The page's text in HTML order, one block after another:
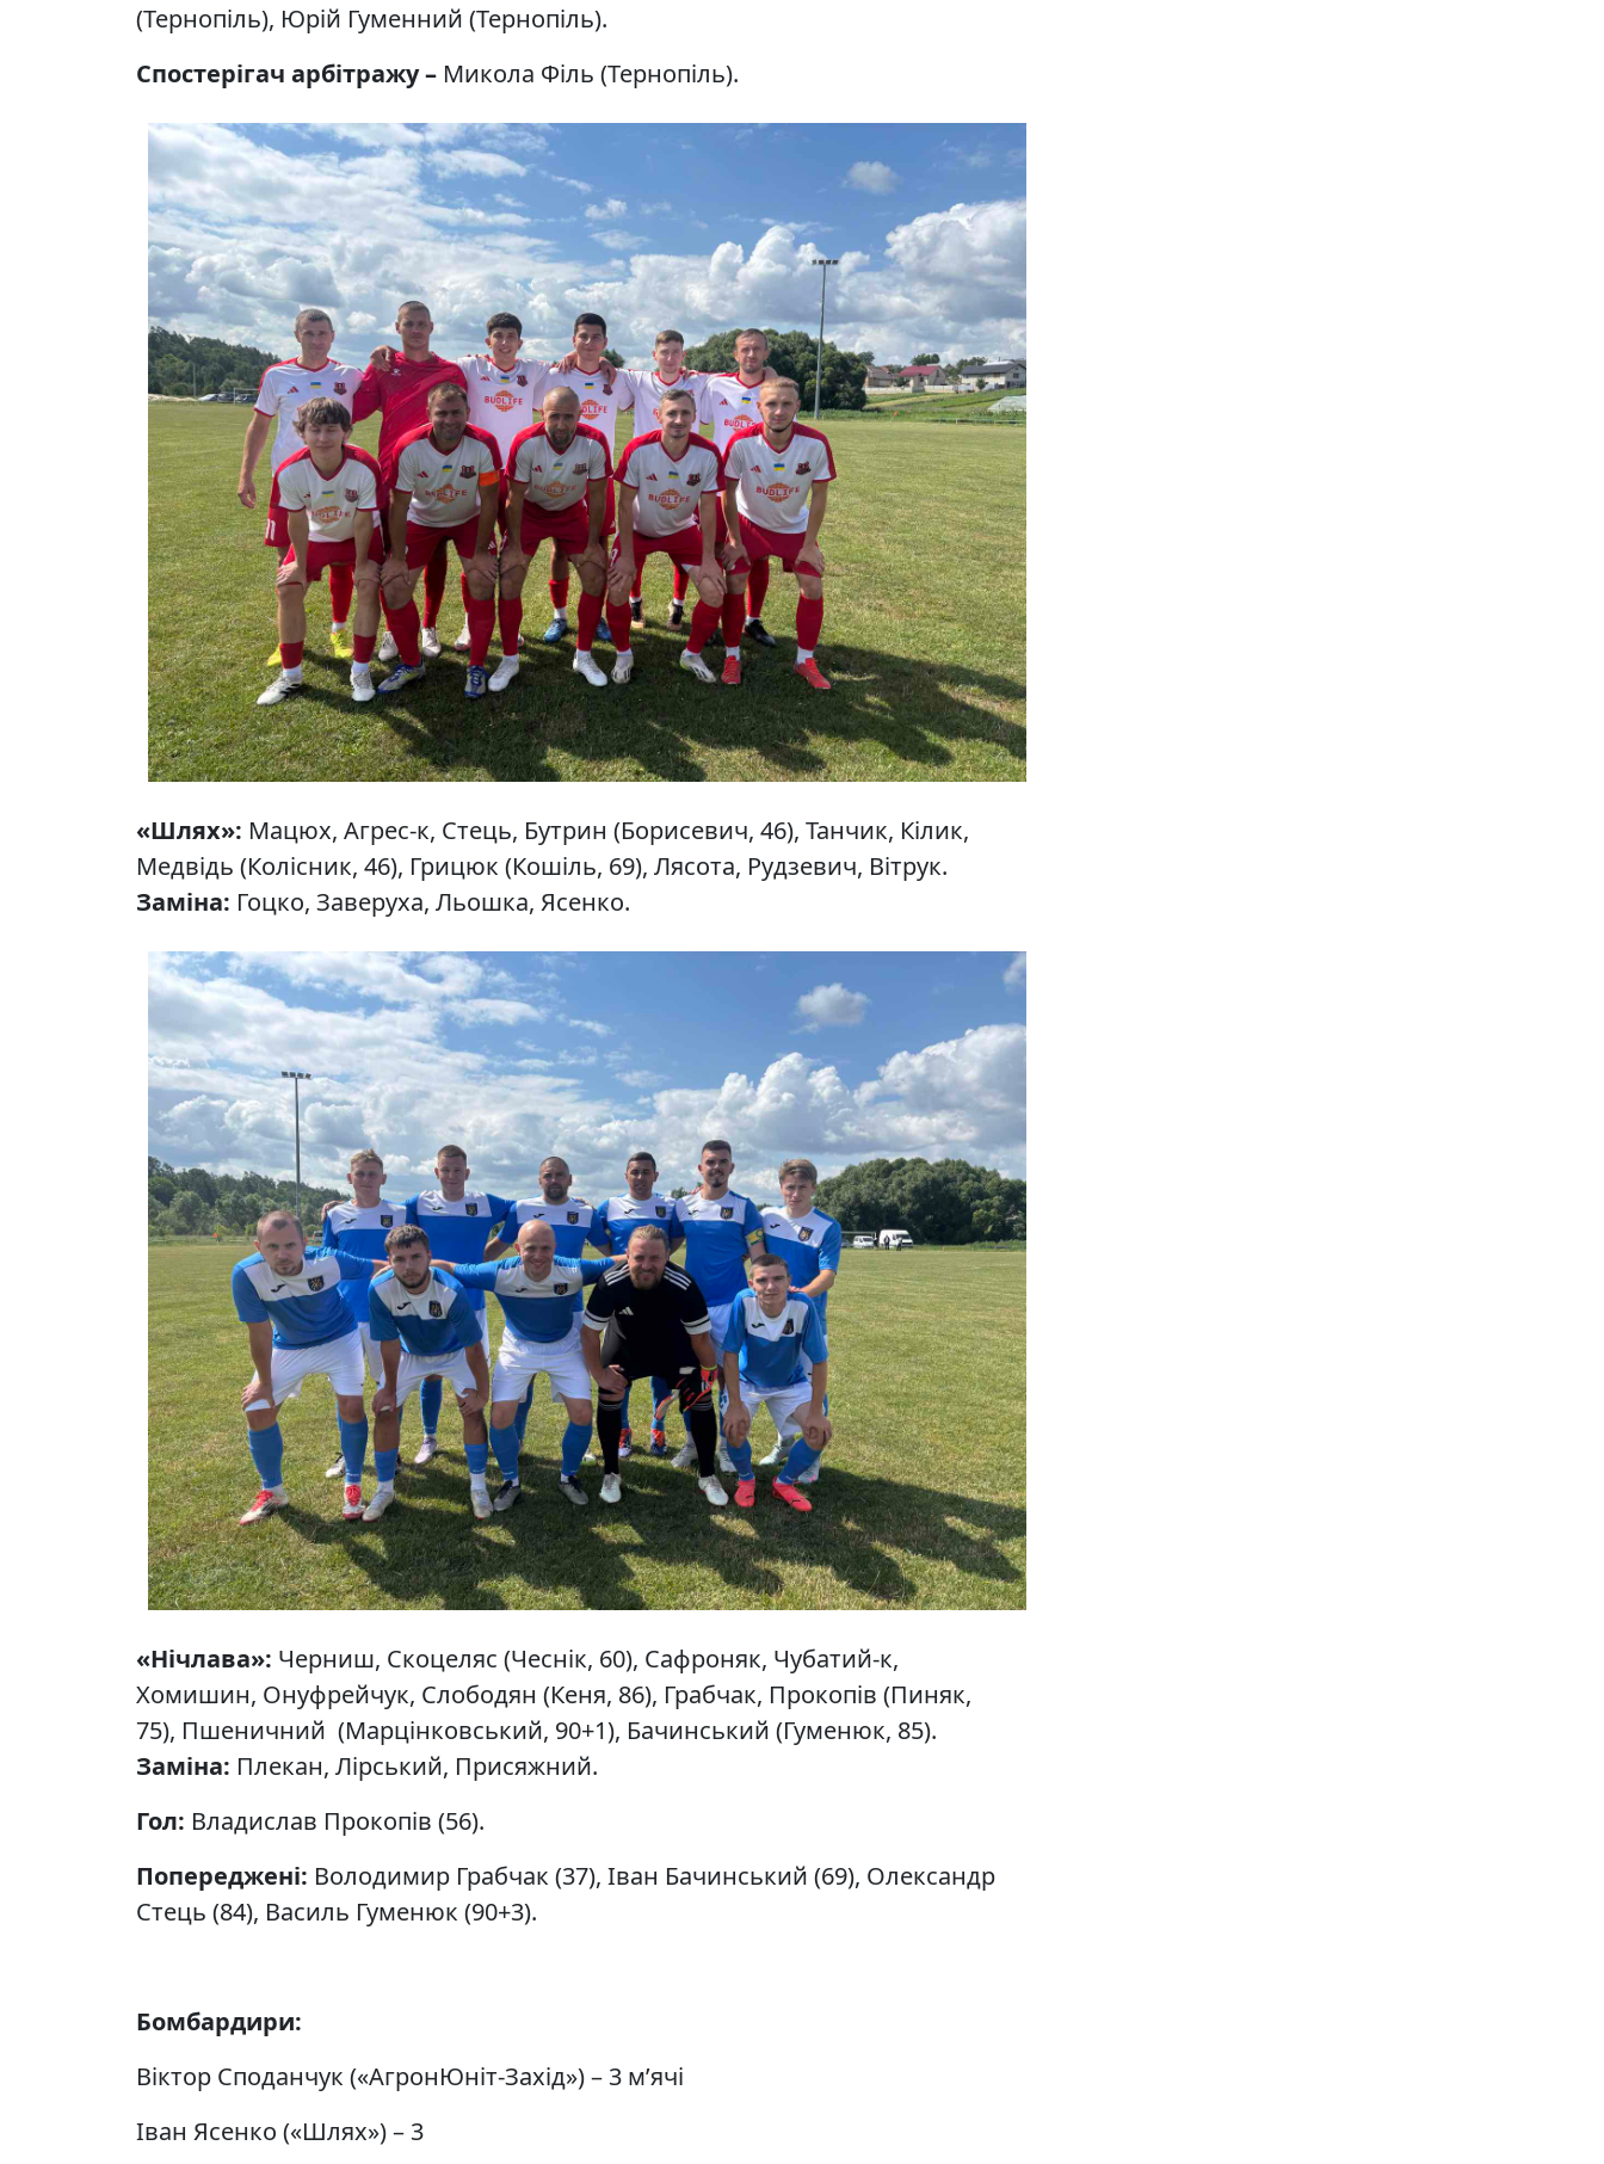
(Тернопіль), Юрій Гуменний (Тернопіль).
Спостерігач арбітражу – Микола Філь (Тернопіль).
«Шлях»: Мацюх, Агрес-к, Стець, Бутрин (Борисевич, 46), Танчик, Кілик,
Медвідь (Колісник, 46), Грицюк (Кошіль, 69), Лясота, Рудзевич, Вітрук.
Заміна: Гоцко, Заверуха, Льошка, Ясенко.
«Нічлава»: Черниш, Скоцеляс (Чеснік, 60), Сафроняк, Чубатий-к,
Хомишин, Онуфрейчук, Слободян (Кеня, 86), Грабчак, Прокопів (Пиняк,
75), Пшеничний (Марцінковський, 90+1), Бачинський (Гуменюк, 85).
Заміна: Плекан, Лірський, Присяжний.
Гол: Владислав Прокопів (56).
Попереджені: Володимир Грабчак (37), Іван Бачинський (69), Олександр
Стець (84), Василь Гуменюк (90+3).
Бомбардири:
Віктор Споданчук («АгронЮніт-Захід») – 3 м’ячі
Іван Ясенко («Шлях») – 3